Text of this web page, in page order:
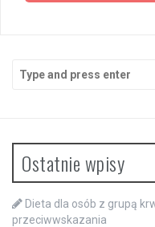
for:
Ostatnie wpisy
Dieta dla osób z grupą
przeciwwskazania